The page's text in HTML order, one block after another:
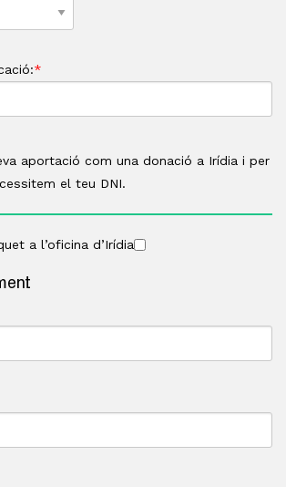
*
aportació com una donació a Irídia i per
el teu DNI.
a l’oficina d’Irídia